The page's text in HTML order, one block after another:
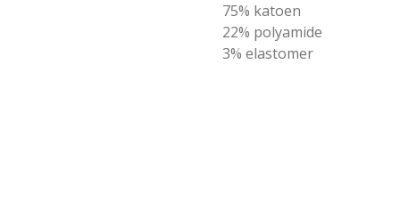
75% katoen
22% polyamide
3% elastomer